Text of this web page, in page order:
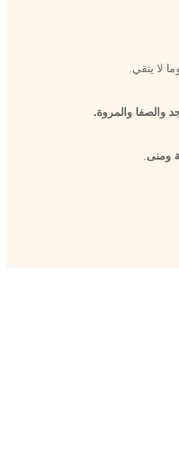
لا يتقي.
والصفا والمروة.
ومنى